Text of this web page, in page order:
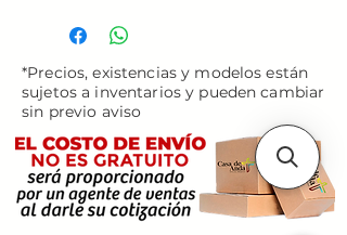
*Precios, existencias y modelos están
sujetos a inventarios y pueden cambiar
sin previo aviso